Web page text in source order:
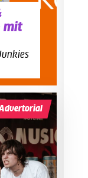
mit